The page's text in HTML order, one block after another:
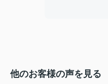
他のお客様の声を見る